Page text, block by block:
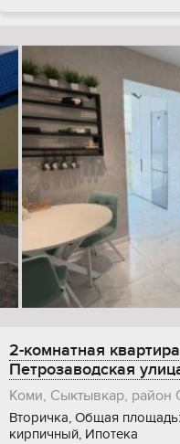
2-комнатная
Петрозаводская
Коми, Сыктывкар, район
Вторичка, Общая
кирпичный, Ипотека